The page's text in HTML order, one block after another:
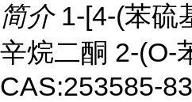
简介 1-[4-(苯硫
辛烷二酮 2-(O-
CAS:253585-